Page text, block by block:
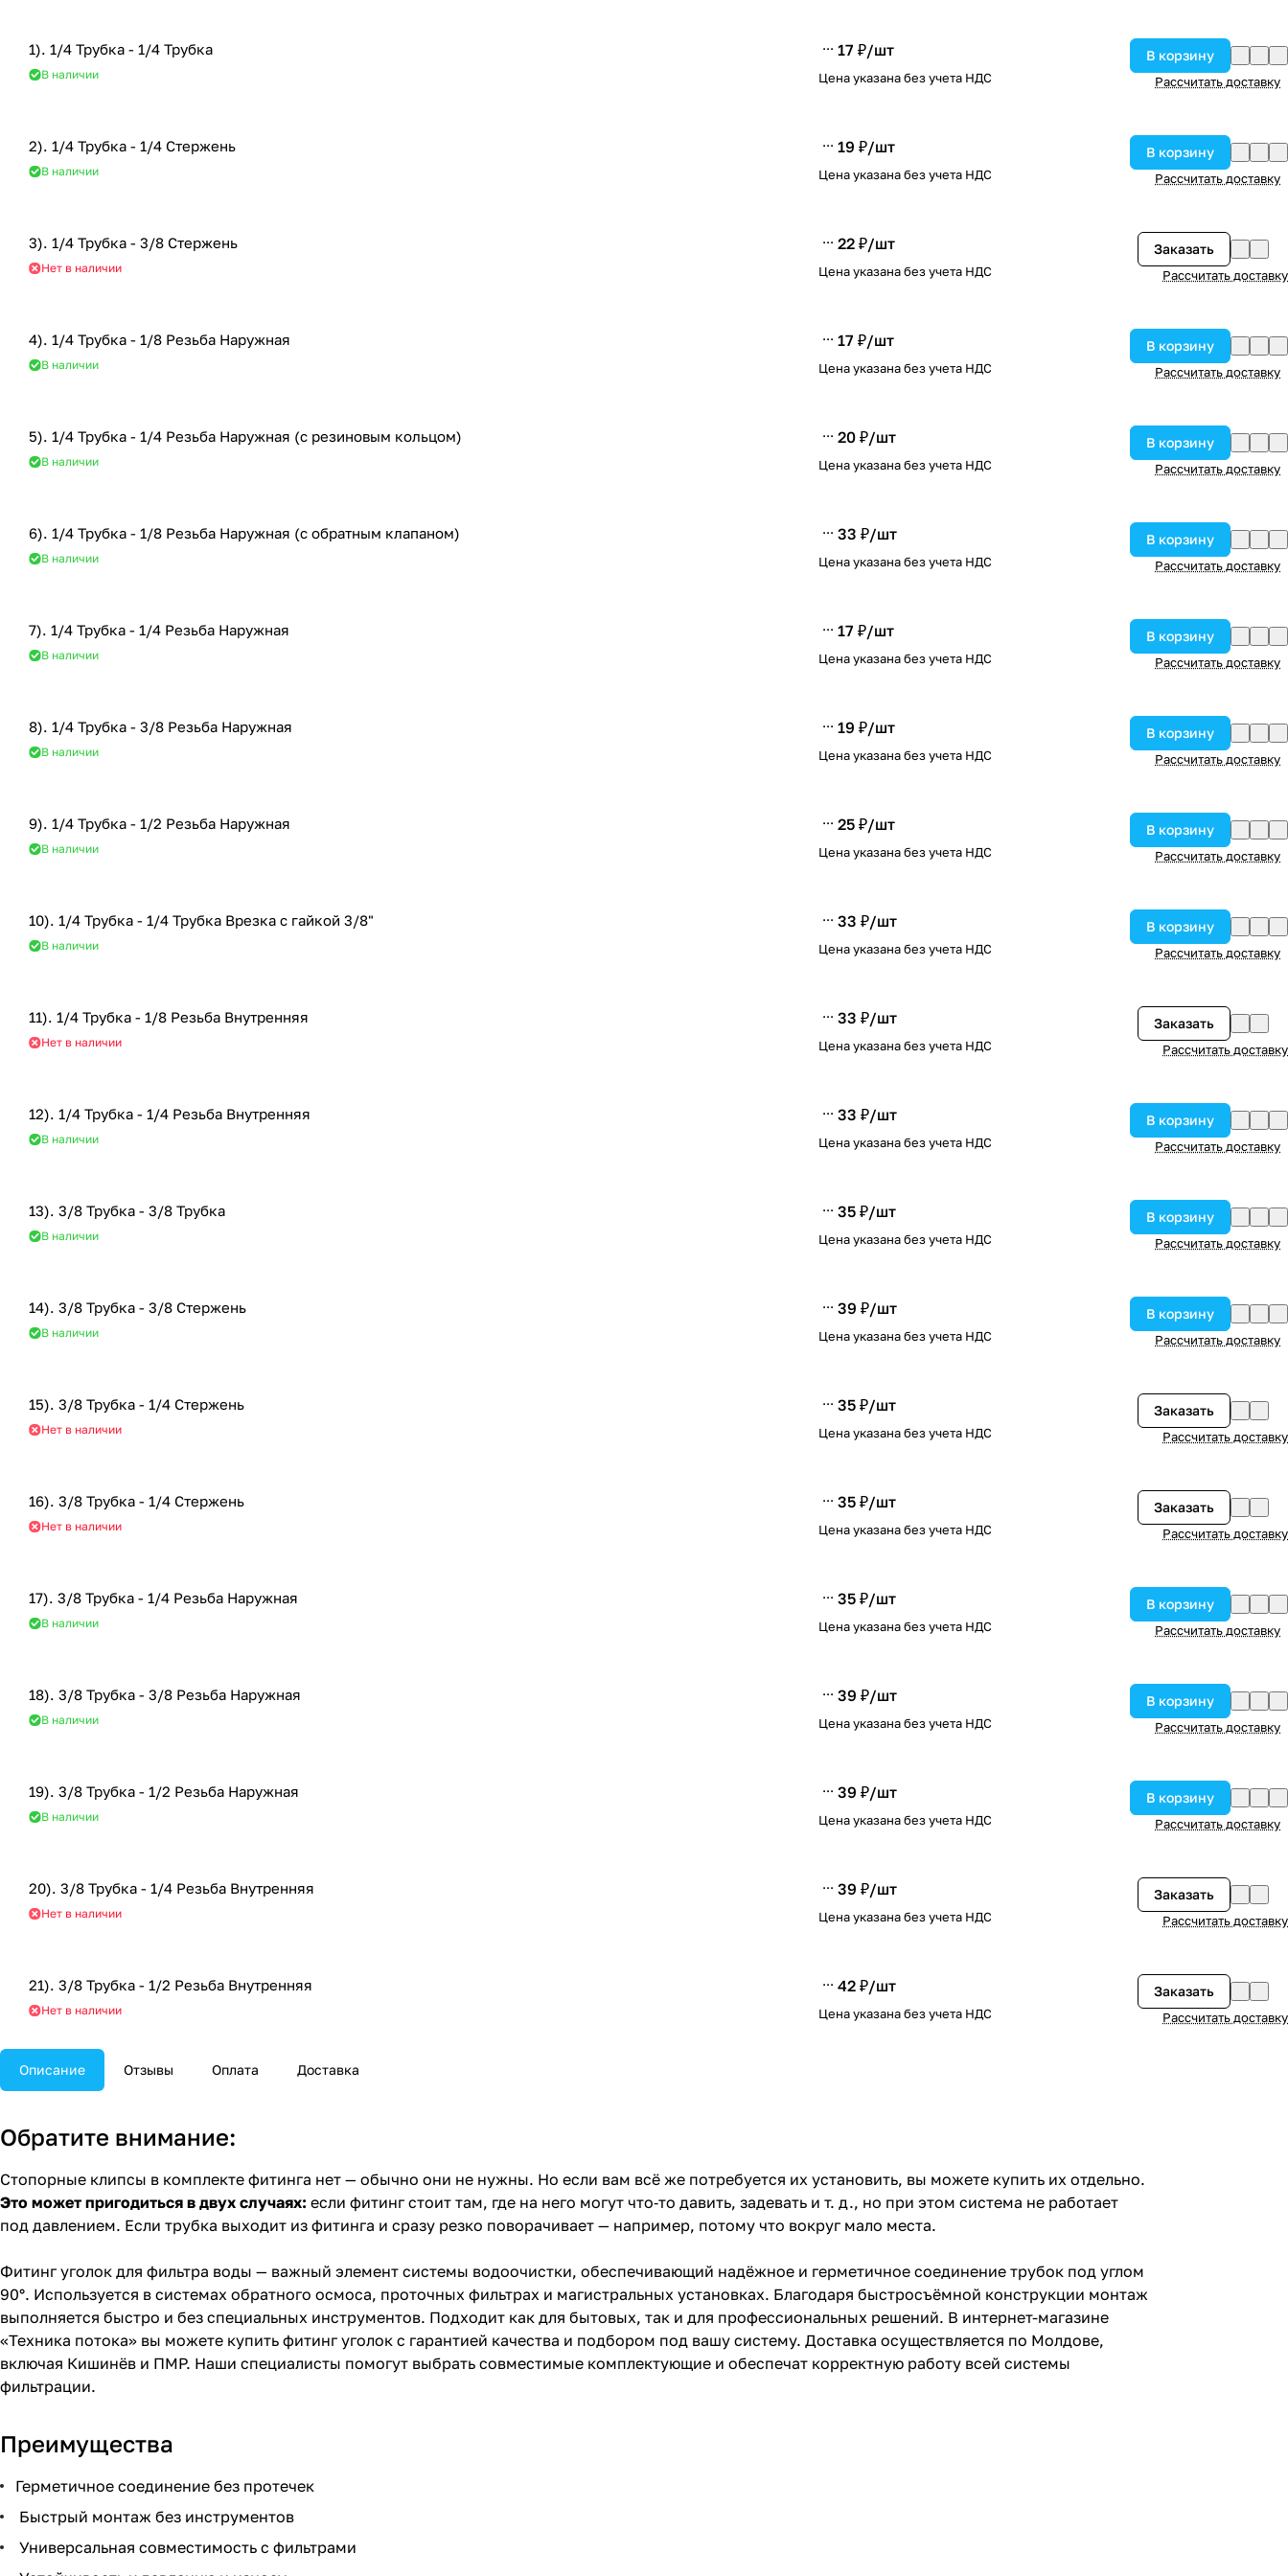
1). 1/4 Трубка - 1/4 Трубка
В наличии
17 ₽/шт
Цена указана без учета НДС
В корзину
Рассчитать доставку
2). 1/4 Трубка - 1/4 Стержень
В наличии
19 ₽/шт
Цена указана без учета НДС
В корзину
Рассчитать доставку
3). 1/4 Трубка - 3/8 Стержень
Нет в наличии
22 ₽/шт
Цена указана без учета НДС
Заказать
Рассчитать доставку
4). 1/4 Трубка - 1/8 Резьба Наружная
В наличии
17 ₽/шт
Цена указана без учета НДС
В корзину
Рассчитать доставку
5). 1/4 Трубка - 1/4 Резьба Наружная (с резиновым кольцом)
В наличии
20 ₽/шт
Цена указана без учета НДС
В корзину
Рассчитать доставку
6). 1/4 Трубка - 1/8 Резьба Наружная (с обратным клапаном)
В наличии
33 ₽/шт
Цена указана без учета НДС
В корзину
Рассчитать доставку
7). 1/4 Трубка - 1/4 Резьба Наружная
В наличии
17 ₽/шт
Цена указана без учета НДС
В корзину
Рассчитать доставку
8). 1/4 Трубка - 3/8 Резьба Наружная
В наличии
19 ₽/шт
Цена указана без учета НДС
В корзину
Рассчитать доставку
9). 1/4 Трубка - 1/2 Резьба Наружная
В наличии
25 ₽/шт
Цена указана без учета НДС
В корзину
Рассчитать доставку
10). 1/4 Трубка - 1/4 Трубка Врезка с гайкой 3/8"
В наличии
33 ₽/шт
Цена указана без учета НДС
В корзину
Рассчитать доставку
11). 1/4 Трубка - 1/8 Резьба Внутренняя
Нет в наличии
33 ₽/шт
Цена указана без учета НДС
Заказать
Рассчитать доставку
12). 1/4 Трубка - 1/4 Резьба Внутренняя
В наличии
33 ₽/шт
Цена указана без учета НДС
В корзину
Рассчитать доставку
13). 3/8 Трубка - 3/8 Трубка
В наличии
35 ₽/шт
Цена указана без учета НДС
В корзину
Рассчитать доставку
14). 3/8 Трубка - 3/8 Стержень
В наличии
39 ₽/шт
Цена указана без учета НДС
В корзину
Рассчитать доставку
15). 3/8 Трубка - 1/4 Стержень
Нет в наличии
35 ₽/шт
Цена указана без учета НДС
Заказать
Рассчитать доставку
16). 3/8 Трубка - 1/4 Стержень
Нет в наличии
35 ₽/шт
Цена указана без учета НДС
Заказать
Рассчитать доставку
17). 3/8 Трубка - 1/4 Резьба Наружная
В наличии
35 ₽/шт
Цена указана без учета НДС
В корзину
Рассчитать доставку
18). 3/8 Трубка - 3/8 Резьба Наружная
В наличии
39 ₽/шт
Цена указана без учета НДС
В корзину
Рассчитать доставку
19). 3/8 Трубка - 1/2 Резьба Наружная
В наличии
39 ₽/шт
Цена указана без учета НДС
В корзину
Рассчитать доставку
20). 3/8 Трубка - 1/4 Резьба Внутренняя
Нет в наличии
39 ₽/шт
Цена указана без учета НДС
Заказать
Рассчитать доставку
21). 3/8 Трубка - 1/2 Резьба Внутренняя
Нет в наличии
42 ₽/шт
Цена указана без учета НДС
Заказать
Рассчитать доставку
Описание Отзывы Оплата Доставка
Обратите внимание:
Стопорные клипсы в комплекте фитинга нет — обычно они не нужны. Но если вам всё же потребуется их установить, вы можете купить их отдельно.
Это может пригодиться в двух случаях: если фитинг стоит там, где на него могут что‑то давить, задевать и т. д., но при этом система не работает
под давлением. Если трубка выходит из фитинга и сразу резко поворачивает — например, потому что вокруг мало места.
Фитинг уголок для фильтра воды — важный элемент системы водоочистки, обеспечивающий надёжное и герметичное соединение трубок под углом
90°. Используется в системах обратного осмоса, проточных фильтрах и магистральных установках. Благодаря быстросъёмной конструкции монтаж
выполняется быстро и без специальных инструментов. Подходит как для бытовых, так и для профессиональных решений. В интернет-магазине
«Техника потока» вы можете купить фитинг уголок с гарантией качества и подбором под вашу систему. Доставка осуществляется по Молдове,
включая Кишинёв и ПМР. Наши специалисты помогут выбрать совместимые комплектующие и обеспечат корректную работу всей системы
фильтрации.
Преимущества
Герметичное соединение без протечек
Быстрый монтаж без инструментов
Универсальная совместимость с фильтрами